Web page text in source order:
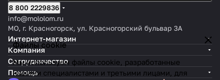
Файлы cookie
Мы используем файлы cookie, разработанные
нашими специалистами и третьими лицами, для
8 800 2229836
info@mololom.ru
МО, г. Красногорск, ул. Красногорский бульвар 3А
Интернет-магазин
Компания
Сотрудничество
Помощь